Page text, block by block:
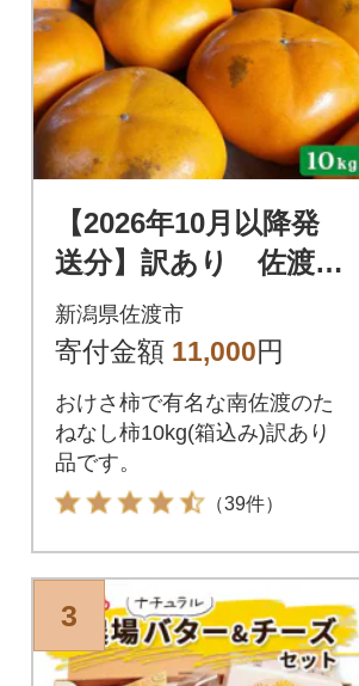
【2026年10月以降発
送分】訳あり 佐渡島
産たねなし柿 10kg
(箱の重さ込み)
新潟県佐渡市
寄付金額 11,000円
おけさ柿で有名な南佐渡のた
ねなし柿10kg(箱込み)訳あり
品です。
（39件）
3